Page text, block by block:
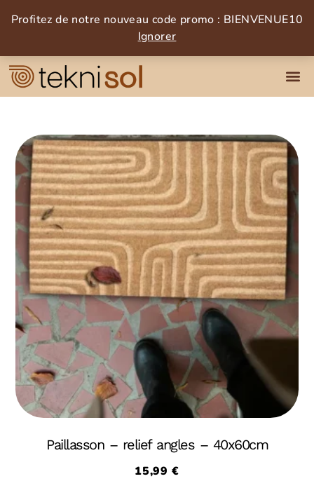
Profitez de notre nouveau code promo : BIENVENUE10
Ignorer
Paillasson – relief angles – 40x60cm
15,99 €